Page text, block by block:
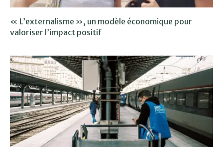
« L’externalisme », un modèle économique pour
valoriser l’impact positif